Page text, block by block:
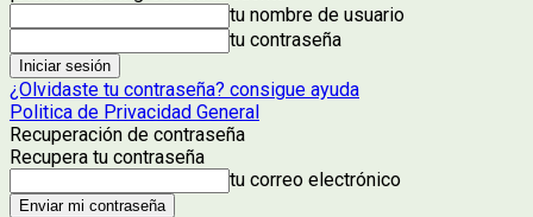
tu nombre de usuario
tu contraseña
¿Olvidaste tu contraseña? consigue ayuda
Politica de Privacidad General
Recuperación de contraseña
Recupera tu contraseña
tu correo electrónico